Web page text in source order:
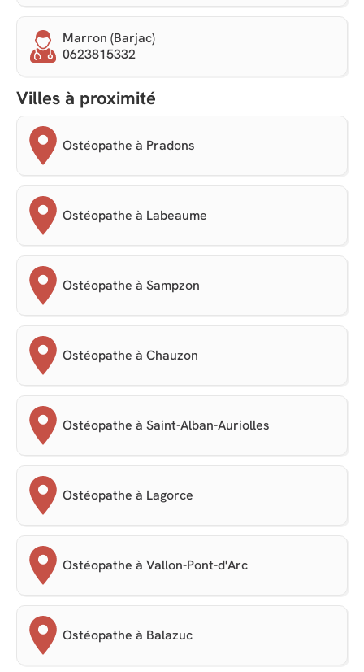
Marron (Barjac)
0623815332
Villes à proximité
Ostéopathe à Pradons
Ostéopathe à Labeaume
Ostéopathe à Sampzon
Ostéopathe à Chauzon
Ostéopathe à Saint-Alban-Auriolles
Ostéopathe à Lagorce
Ostéopathe à Vallon-Pont-d'Arc
Ostéopathe à Balazuc